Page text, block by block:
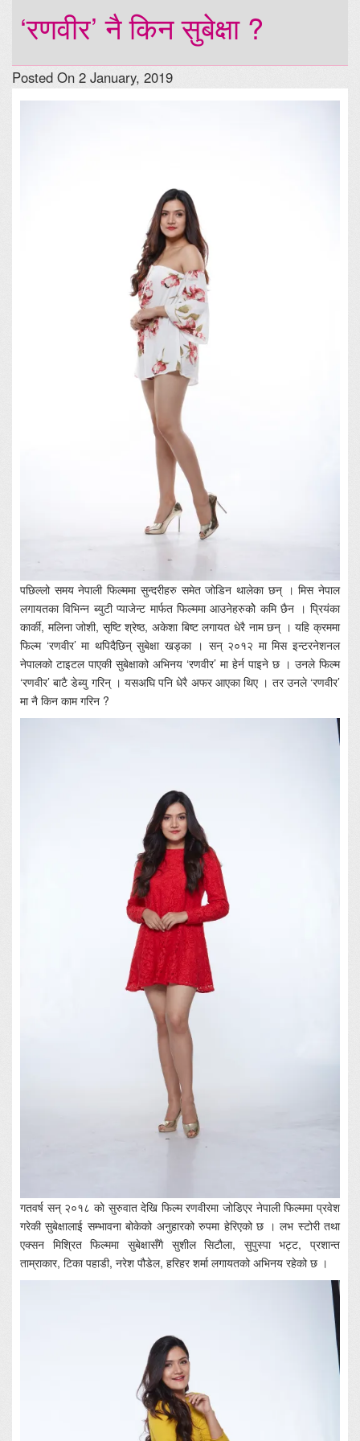
‘रणवीर’ नै किन सुबेक्षा ?
Posted On 2 January, 2019
पछिल्लो समय नेपाली फिल्ममा सुन्दरीहरु समेत जोडिन थालेका छन् । मिस नेपाल
लगायतका विभिन्न ब्युटी प्याजेन्ट मार्फत फिल्ममा आउनेहरुकोे कमि छैन । प्रियंका
कार्की, मलिना जोशी, सृष्टि श्रेष्ठ, अकेशा बिष्ट लगायत धेरै नाम छन् । यहि क्रममा
फिल्म ‘रणवीर’ मा थपिदैछिन् सुबेक्षा खड्का । सन् २०१२ मा मिस इन्टरनेशनल
नेपालको टाइटल पाएकी सुबेक्षाको अभिनय ‘रणवीर’ मा हेर्न पाइने छ । उनले फिल्म
‘रणवीर’ बाटै डेब्यु गरिन् । यसअघि पनि धेरै अफर आएका थिए । तर उनले ‘रणवीर’
मा नै किन काम गरिन ?
गतवर्ष सन् २०१८ को सुरुवात देखि फिल्म रणवीरमा जोडिएर नेपाली फिल्ममा प्रवेश
गरेकी सुबेक्षालाई सम्भावना बोकेको अनुहारको रुपमा हेरिएको छ । लभ स्टोरी तथा
एक्सन मिश्रित फिल्ममा सुबेक्षासँगै सुशील सिटौला, सुपुस्पा भट्ट, प्रशान्त
ताम्राकार, टिका पहाडी, नरेश पौडेल, हरिहर शर्मा लगायतको अभिनय रहेको छ ।